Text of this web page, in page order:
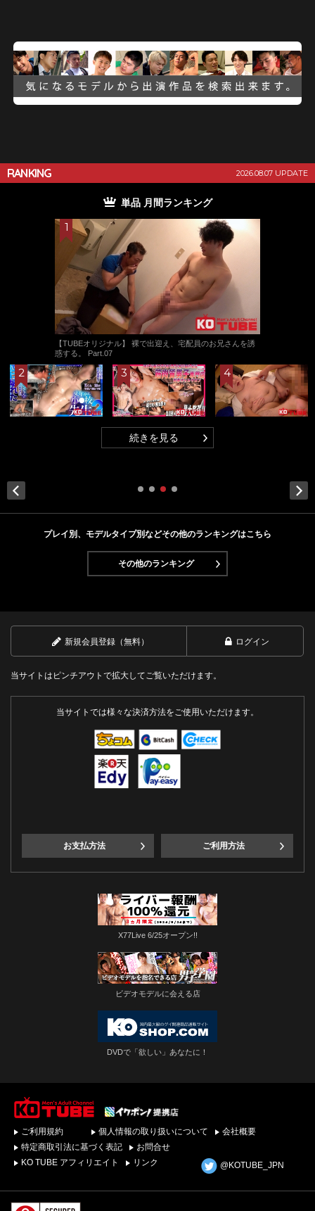
RANKING 2026.08.07 UPDATE
単品 月間ランキング
【TUBEオリジナル】 裸で出迎え、宅配員のお兄さんを誘
惑する。 Part.07
続きを見る
プレイ別、モデルタイプ別などその他のランキングはこちら
その他のランキング
新規会員登録（無料） ログイン
当サイトはピンチアウトで拡大してご覧いただけます。
当サイトでは様々な決済方法をご使用いただけます。
お支払方法 ご利用方法
X77Live 6/25オープン!!
ビデオモデルに会える店
DVDで「欲しい」あなたに！
単ダウンロード！ゲイ
動画配信サイトKO
TUBEトップページへ
ご利用規約 個人情報の取り扱いについて
会社概要
特定商取引法に基づく表記
お問合せ
KO TUBE アフィリエイト
リンク @KOTUBE_JPN